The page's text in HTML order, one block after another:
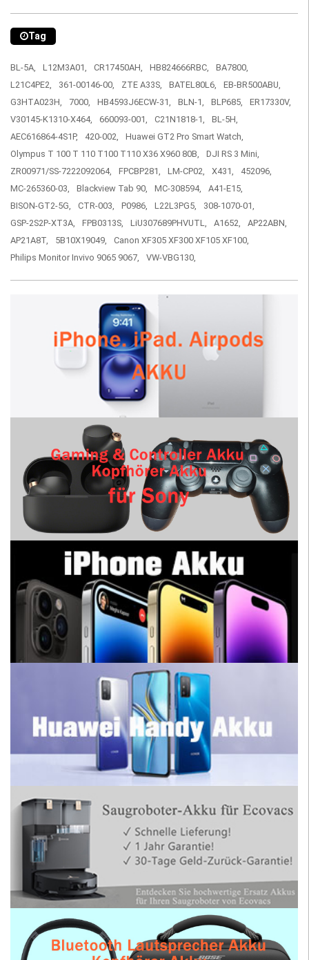
Tag
BL-5A, L12M3A01, CR17450AH, HB824666RBC,
BA7800,
L21C4PE2,
361-00146-00, ZTE A33S, BATEL80L6,
EB-BR500ABU,
G3HTA023H,
7000, HB4593J6ECW-31, BLN-1, BLP685,
ER17330V,
V30145-K1310-X464,
660093-001, C21N1818-1,
BL-5H,
AEC616864-4S1P,
420-002,
Huawei GT2 Pro Smart Watch,
Olympus T 100 T 110 T100 T110 X36 X960 80B,
DJI RS 3 Mini,
ZR00971/SS-7222092064,
FPCBP281, LM-CP02, X431,
452096,
MC-265360-03,
Blackview Tab 90, MC-308594,
A41-E15,
BISON-GT2-5G,
CTR-003, P0986, L22L3PG5,
308-1070-01,
GSP-2S2P-XT3A,
FPB0313S, LiU307689PHVUTL, A1652,
AP22ABN,
AP21A8T,
5B10X19049,
Canon XF305 XF300 XF105 XF100,
Philips Monitor Invivo 9065 9067,
VW-VBG130,